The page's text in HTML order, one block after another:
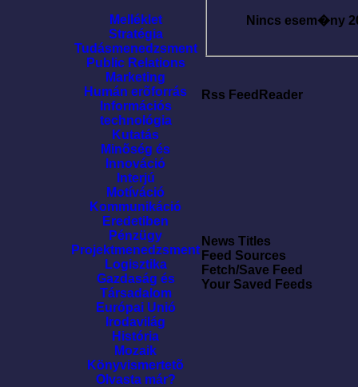
Melléklet
Stratégia
Tudásmenedzsment
Public Relations
Marketing
Humán erõforrás
Információs
technológia
Kutatás
Minõség és
Innováció
Interjú
Motíváció
Kommunikáció
Eredetiben
Pénzügy
Projektmenedzsment
Logisztika
Gazdaság és
Társadalom
Európai Unió
Irodavilág
História
Mozaik
Könyvismertetõ
Olvasta már?
Nincs esem�ny
Rss FeedReader
News Titles
Feed Sources
Fetch/Save Feed
Your Saved Feeds